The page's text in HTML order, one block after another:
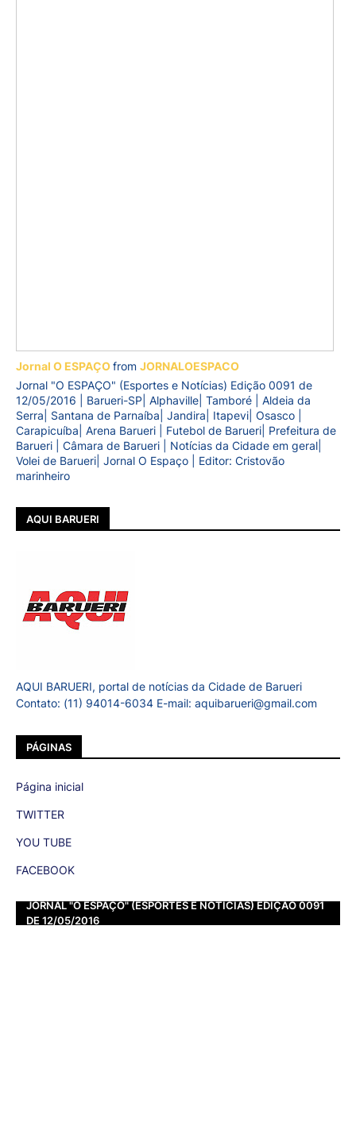
Jornal O ESPAÇOfrom JORNALOESPACO
Jornal "O ESPAÇO" (Esportes e Notícias) Edição 0091 de
12/05/2016 | Barueri-SP| Alphaville| Tamboré | Aldeia da
Serra| Santana de Parnaíba| Jandira| Itapevi| Osasco |
Carapicuíba| Arena Barueri | Futebol de Barueri| Prefeitura de
Barueri | Câmara de Barueri | Notícias da Cidade em geral|
Volei de Barueri| Jornal O Espaço | Editor: Cristovão
marinheiro
AQUI BARUERI
AQUI BARUERI, portal de notícias da Cidade de Barueri
Contato: (11) 94014-6034 E-mail: aquibarueri@gmail.com
PÁGINAS
Página inicial
TWITTER
YOU TUBE
FACEBOOK
JORNAL "O ESPAÇO" (ESPORTES E NOTÍCIAS) EDIÇÃO 0091
DE 12/05/2016